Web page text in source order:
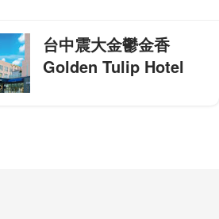
台中震大金鬱金香
Golden Tulip Hotel